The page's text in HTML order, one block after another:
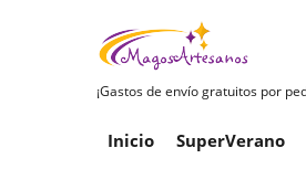
¡Gastos de envío gratuitos por
Inicio SuperVerano